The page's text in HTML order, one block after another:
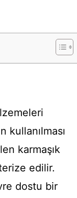
karmaşık
edilir.
dostu bir